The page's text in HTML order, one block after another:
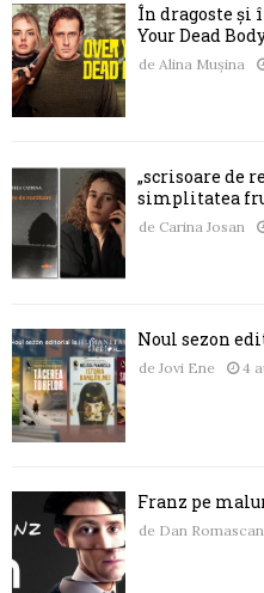
În dragoste și
Your Dead
de Alina Mușina
„scrisoare de
simplitatea
de Carina Josan
Noul sezon
de Jovi Ene 4
Franz pe
de Dan